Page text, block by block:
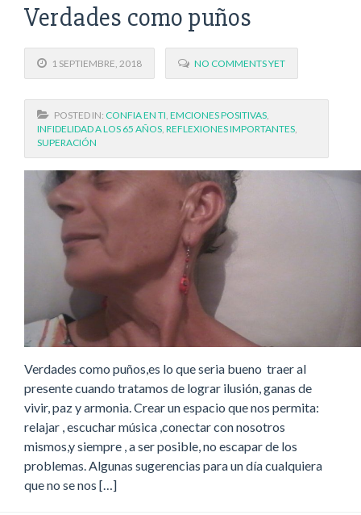
Verdades como puños
1 SEPTIEMBRE, 2018 NO COMMENTS YET
POSTED IN: CONFIA EN TI, EMCIONES POSITIVAS,
INFIDELIDAD A LOS 65 AÑOS, REFLEXIONES IMPORTANTES,
SUPERACIÓN
Verdades como puños,es lo que seria bueno traer al
presente cuando tratamos de lograr ilusión, ganas de
vivir, paz y armonia. Crear un espacio que nos permita:
relajar , escuchar música ,conectar con nosotros
mismos,y siempre , a ser posible, no escapar de los
problemas. Algunas sugerencias para un día cualquiera
que no se nos […]